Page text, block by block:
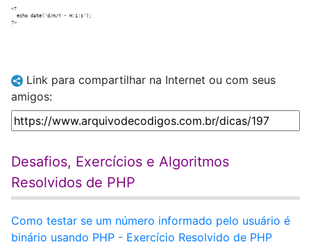
<?
  echo date('d/m/Y - H:i:s');
Link para compartilhar na Internet ou com seus
amigos:
Desafios, Exercícios e Algoritmos
Resolvidos de PHP
Como testar se um número informado pelo usuário é
binário usando PHP - Exercício Resolvido de PHP